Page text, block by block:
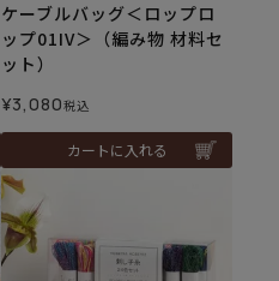
ケーブルバッグ＜ロップロ
ップ01IV＞（編み物 材料セ
ット）
¥3,080税込
カートに入れる